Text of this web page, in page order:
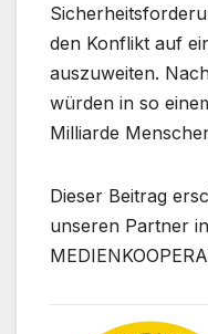
den Konflikt auf
auszuweiten.
würden in so
Milliarde
Dieser Beitrag
unseren Partner